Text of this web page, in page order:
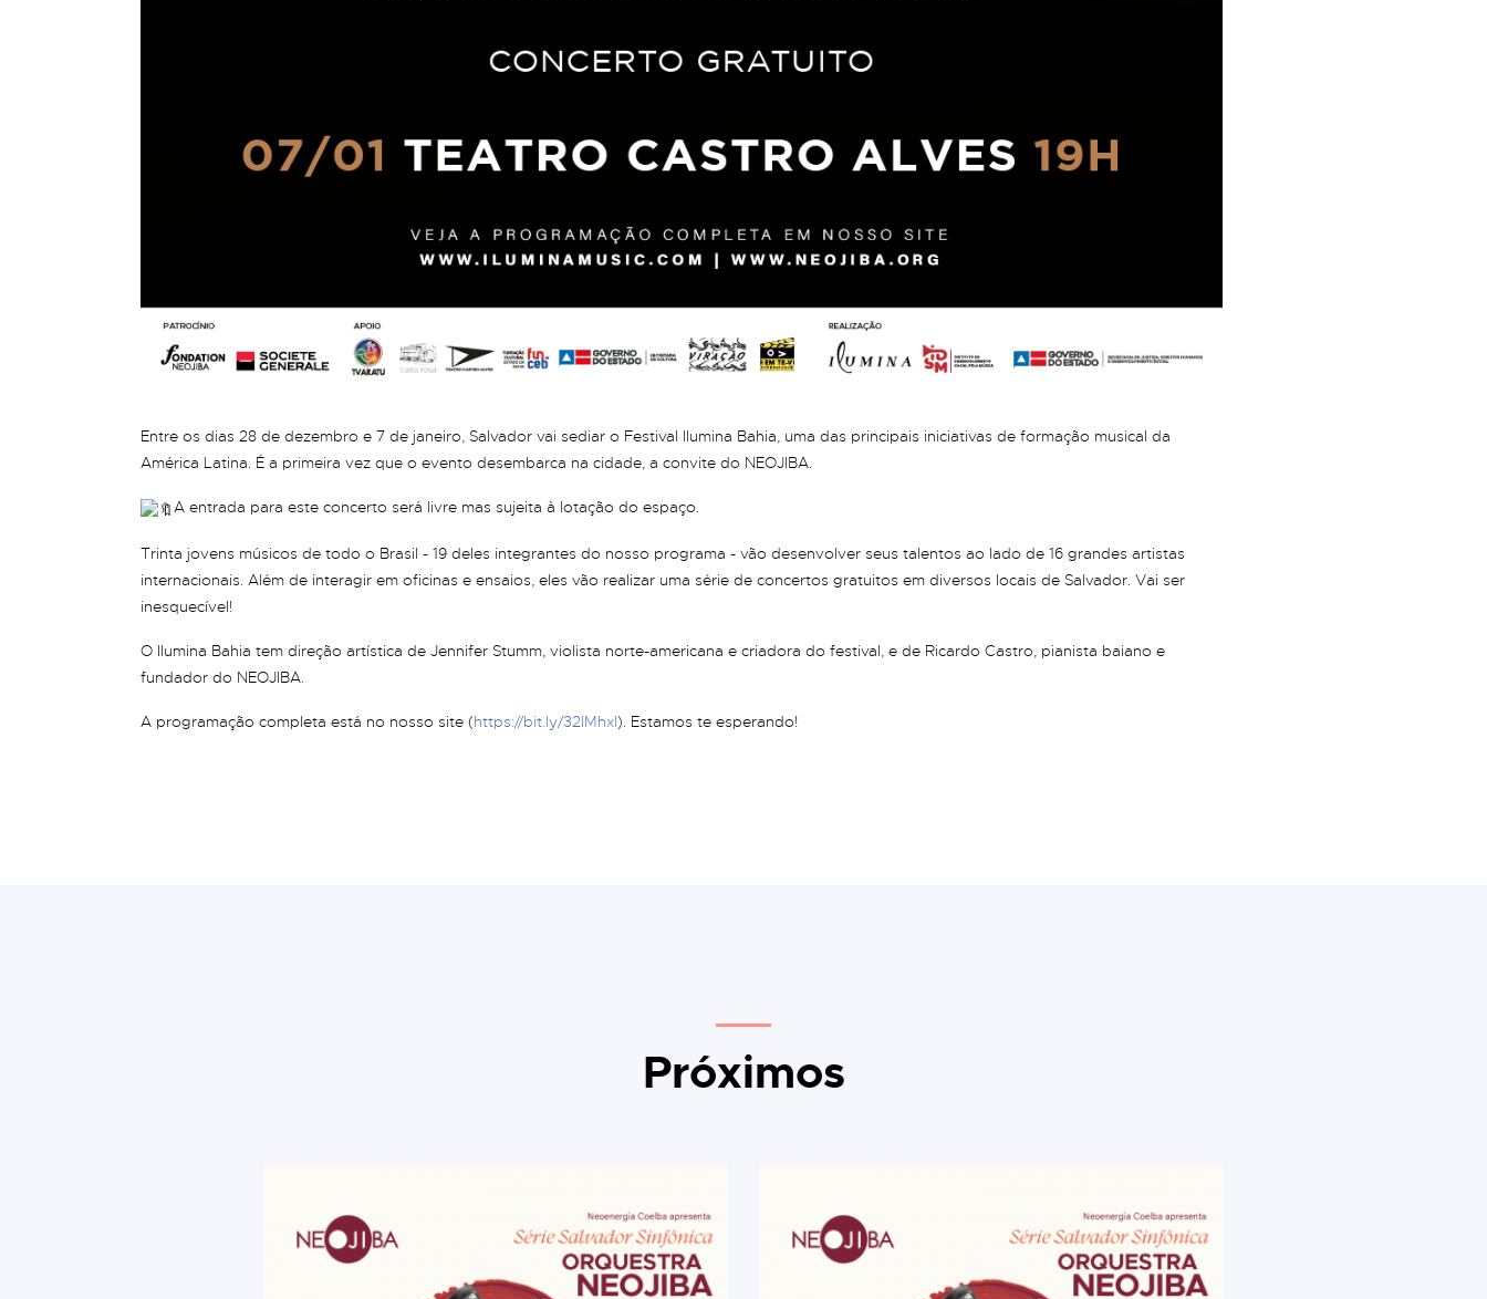
Entre os dias 28 de dezembro e 7 de janeiro, Salvador vai sediar o Festival Ilumina Bahia, uma das principais iniciativas de formação musical da
América Latina. É a primeira vez que o evento desembarca na cidade, a convite do NEOJIBA.
A entrada para este concerto será livre mas sujeita à lotação do espaço.
Trinta jovens músicos de todo o Brasil - 19 deles integrantes do nosso programa - vão desenvolver seus talentos ao lado de 16 grandes artistas
internacionais. Além de interagir em oficinas e ensaios, eles vão realizar uma série de concertos gratuitos em diversos locais de Salvador. Vai ser
inesquecível!
O Ilumina Bahia tem direção artística de Jennifer Stumm, violista norte-americana e criadora do festival, e de Ricardo Castro, pianista baiano e
fundador do NEOJIBA.
A programação completa está no nosso site (https://bit.ly/32lMhxl). Estamos te esperando!
Próximos